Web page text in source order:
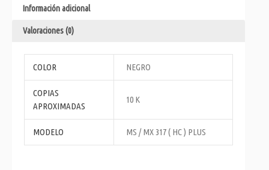
Información adicional
Valoraciones (0)
COLOR NEGRO
COPIAS
APROXIMADAS
10 K
MODELO MS / MX 317 ( HC ) PLUS